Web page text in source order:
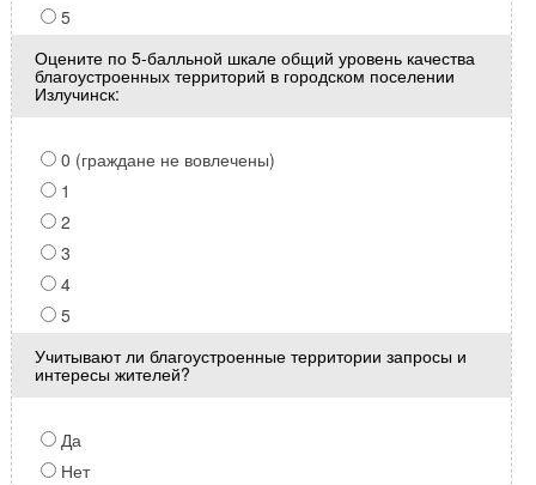
5
Оцените по 5-балльной шкале общий уровень качества
благоустроенных территорий в городском поселении
Излучинск:
0 (граждане не вовлечены)
1
2
3
4
5
Учитывают ли благоустроенные территории запросы и
интересы жителей?
Да
Нет